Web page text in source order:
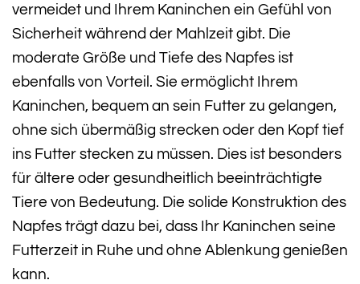
vermeidet und Ihrem Kaninchen ein Gefühl von
Sicherheit während der Mahlzeit gibt. Die
moderate Größe und Tiefe des Napfes ist
ebenfalls von Vorteil. Sie ermöglicht Ihrem
Kaninchen, bequem an sein Futter zu gelangen,
ohne sich übermäßig strecken oder den Kopf tief
ins Futter stecken zu müssen. Dies ist besonders
für ältere oder gesundheitlich beeinträchtigte
Tiere von Bedeutung. Die solide Konstruktion des
Napfes trägt dazu bei, dass Ihr Kaninchen seine
Futterzeit in Ruhe und ohne Ablenkung genießen
kann.